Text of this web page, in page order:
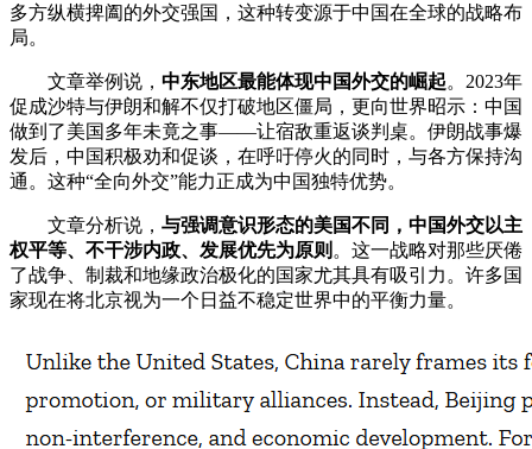
多方纵横捭阖的外交强国，这种转变源于中国在全球的战略布
局。
文章举例说， 中东地区最能体现中国外交的崛起。2023年
促成沙特与伊朗和解不仅打破地区僵局，更向世界昭示：中国
做到了美国多年未竟之事——让宿敌重返谈判桌。伊朗战事爆
发后，中国积极劝和促谈，在呼吁停火的同时，与各方保持沟
通。这种“全向外交”能力正成为中国独特优势。
文章分析说， 与强调意识形态的美国不同，中国外交以主
权平等、不干涉内政、发展优先为原则 。这一战略对那些厌倦
了战争、制裁和地缘政治极化的国家尤其具有吸引力。许多国
家现在将北京视为一个日益不稳定世界中的平衡力量。